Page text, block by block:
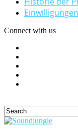
Connect with us